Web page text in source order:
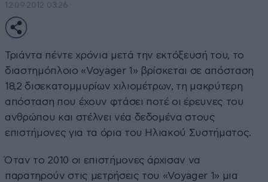
12·09·2012 03:26
Τριάντα πέντε χρόνια μετά την εκτόξευσή του, το
διαστημόπλοιο «Voyager 1» βρίσκεται σε απόσταση
18,2 δισεκατομμυρίων χιλιομέτρων, τη μακρύτερη
απόσταση που έχουν φτάσει ποτέ οι έρευνες του
ανθρώπου και στέλνει νέα δεδομένα στους
επιστήμονες για τα όρια του Ηλιακού Συστήματος.
Όταν το 2010 οι επιστήμονες άρχισαν να
παρατηρούν στις μετρήσεις του «Voyager 1» μια